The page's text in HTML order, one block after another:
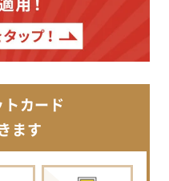
カード
ます